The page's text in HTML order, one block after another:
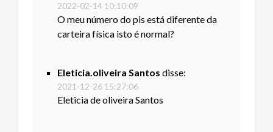
2022-02-14 10:10:09
O meu número do pis está diferente da
carteira física isto é normal?
Eleticia.oliveira Santos disse:
2021-12-26 15:27:06
Eleticia de oliveira Santos